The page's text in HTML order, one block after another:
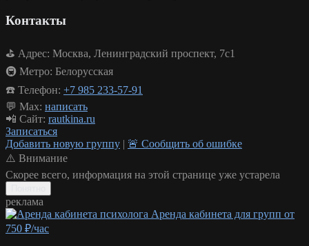
Контакты
⛳ Адрес: Москва, Ленинградский проспект, 7с1
🚇 Метро: Белорусская
☎️ Телефон: +7 985 233-57-91
💬 Max: написать
📲 Сайт: rautkina.ru
Записаться
Добавить новую группу | 🚨 Сообщить об ошибке
⚠️ Внимание️
Скорее всего, информация на этой странице уже устарела
реклама
Аренда кабинета для групп от
750 ₽/час